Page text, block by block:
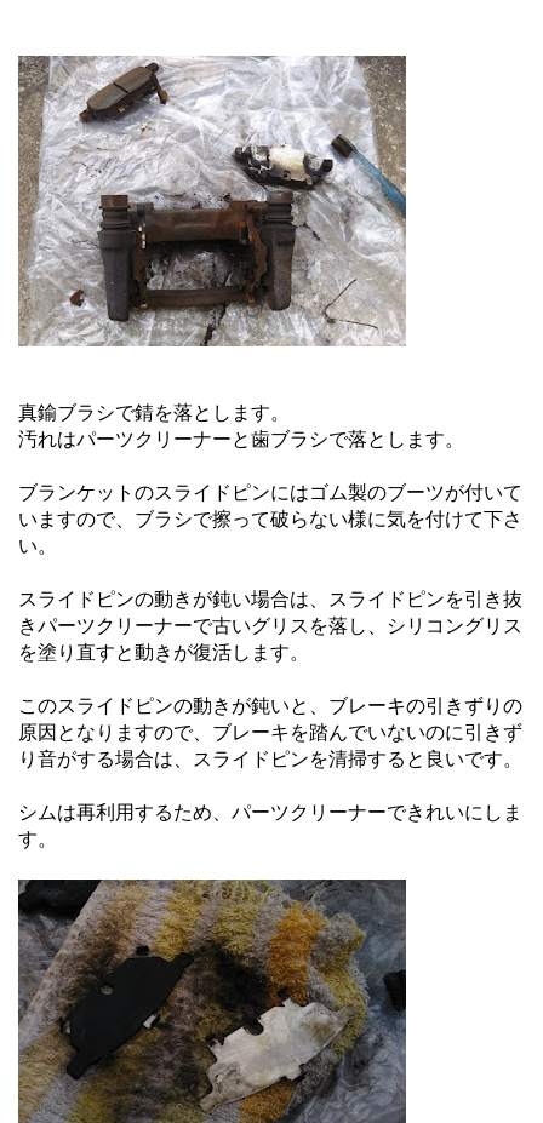
真鍮ブラシで錆を落とします。
汚れはパーツクリーナーと歯ブラシで落とします。
ブランケットのスライドピンにはゴム製のブーツが付いて
いますので、ブラシで擦って破らない様に気を付けて下さ
い。
スライドピンの動きが鈍い場合は、スライドピンを引き抜
きパーツクリーナーで古いグリスを落し、シリコングリス
を塗り直すと動きが復活します。
このスライドピンの動きが鈍いと、ブレーキの引きずりの
原因となりますので、ブレーキを踏んでいないのに引きず
り音がする場合は、スライドピンを清掃すると良いです。
シムは再利用するため、パーツクリーナーできれいにしま
す。